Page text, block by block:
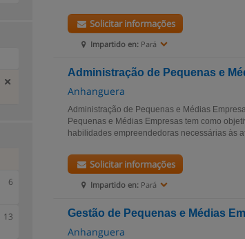
Impartido en: Pará
Solicitar informações
Administração de Pequenas e
Anhanguera
Administração de Pequenas e Médias
Pequenas e Médias Empresas tem como
habilidades empreendedoras necessárias às
Impartido en: Pará
Solicitar informações
Gestão de Pequenas e Médias
Anhanguera
6
13